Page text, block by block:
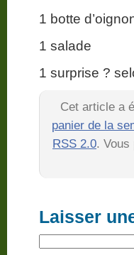
1 botte
1 salade
1 surprise ?
Cet article a
panier de la
RSS 2.0. Vous
Laisser